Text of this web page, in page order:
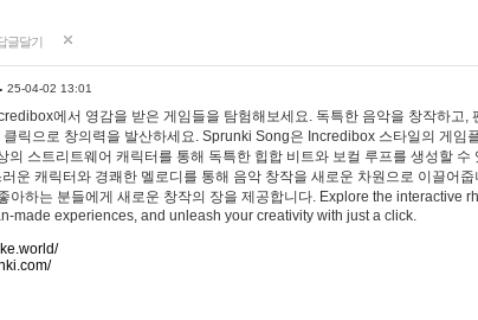
글달기
25-04-02 13:01
에서 영감을 받은 게임들을 탐험해보세요. 독특한 음악을 창작하고,
클릭으로 창의력을 발산하세요. Sprunki Song은 Incredibox 스타일의 게임
의 스트리트웨어 캐릭터를 통해 독특한 힙합 비트와 보컬 루프를 생성할 수
운 캐릭터와 경쾌한 멜로디를 통해 음악 창작을 새로운 차원으로 이끌어줍
아하는 분들에게 새로운 창작의 장을 제공합니다. Explore the interactive
made experiences, and unleash your creativity with just a click.